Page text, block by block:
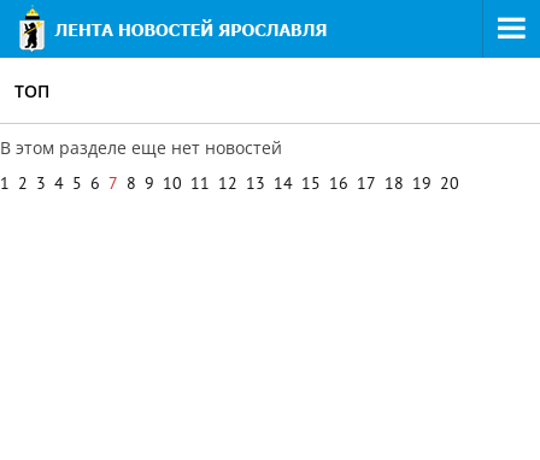
ТОП
В этом разделе еще нет новостей
1 2 3 4 5 6 7 8 9 10 11 12 13 14 15 16 17 18 19 20